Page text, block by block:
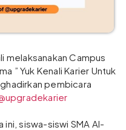
melaksanakan Campus
” Yuk Kenali Karier Untuk
pembicara
ini, siswa-siswi SMA Al-